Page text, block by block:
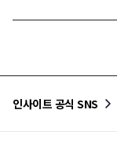
인사이트 공식 SNS